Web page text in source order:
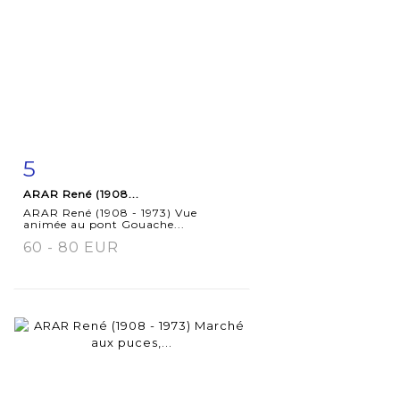
détaillée
5
ARAR René (1908...
ARAR René (1908 - 1973) Vue
animée au pont Gouache...
60 - 80 EUR